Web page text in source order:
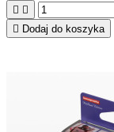
 
 Dodaj do koszyka